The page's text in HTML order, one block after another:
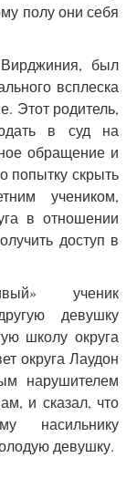
полу они себя
был
всплеска
Этот родитель,
в суд на
обращение и
попытку скрыть
учеником,
в отношении
доступ в
ученик
девушку
школу округа
округа Лаудон
нарушителем
и сказал, что
насильнику
девушку.